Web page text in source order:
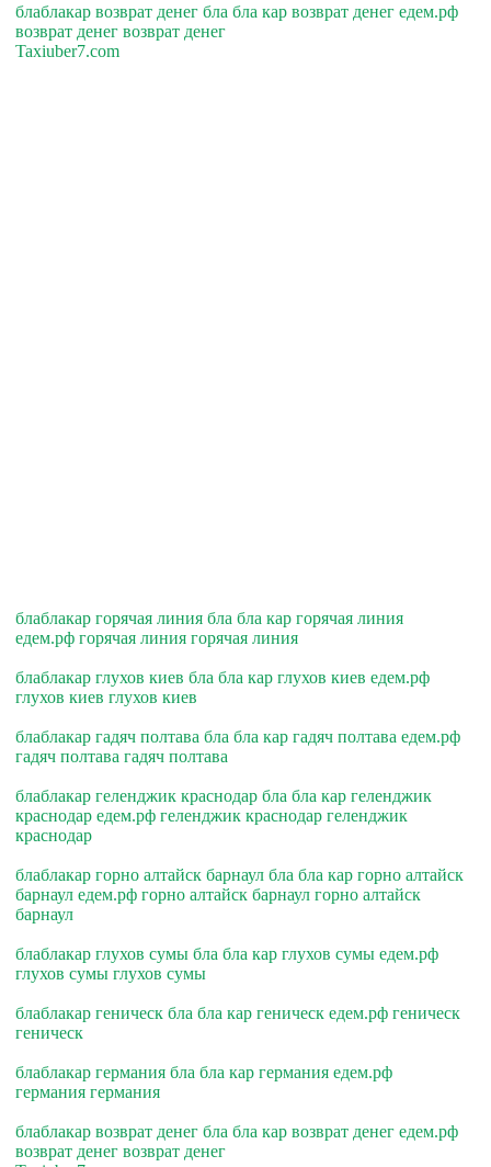
блаблакар возврат денег бла бла кар возврат денег едем.рф
возврат денег возврат денег
Taxiuber7.com
блаблакар горячая линия бла бла кар горячая линия
едем.рф горячая линия горячая линия
блаблакар глухов киев бла бла кар глухов киев едем.рф
глухов киев глухов киев
блаблакар гадяч полтава бла бла кар гадяч полтава едем.рф
гадяч полтава гадяч полтава
блаблакар геленджик краснодар бла бла кар геленджик
краснодар едем.рф геленджик краснодар геленджик
краснодар
блаблакар горно алтайск барнаул бла бла кар горно алтайск
барнаул едем.рф горно алтайск барнаул горно алтайск
барнаул
блаблакар глухов сумы бла бла кар глухов сумы едем.рф
глухов сумы глухов сумы
блаблакар геническ бла бла кар геническ едем.рф геническ
геническ
блаблакар германия бла бла кар германия едем.рф
германия германия
блаблакар возврат денег бла бла кар возврат денег едем.рф
возврат денег возврат денег